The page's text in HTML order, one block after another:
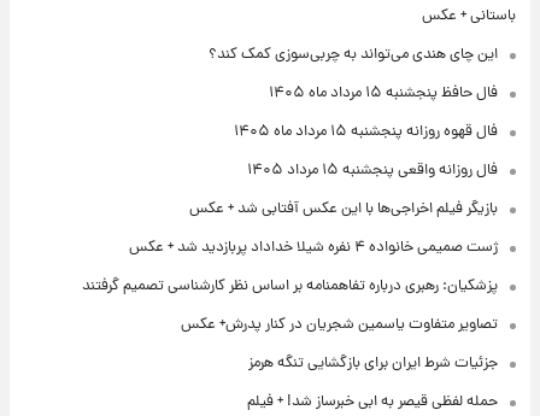
باستانی + عکس
این چای هندی می‌تواند به چربی‌سوزی کمک کند؟
فال حافظ پنجشنبه ۱۵ مرداد ماه ۱۴۰۵
فال قهوه روزانه پنجشنبه ۱۵ مرداد ماه ۱۴۰۵
فال روزانه واقعی پنجشنبه ۱۵ مرداد ۱۴۰۵
بازیگر فیلم اخراجی‌ها با این عکس آفتابی شد + عکس
ژست صمیمی خانواده ۴ نفره شیلا خداداد پربازدید شد + عکس
پزشکیان: رهبری درباره تفاهمنامه بر اساس نظر کارشناسی تصمیم گرفتند
تصاویر متفاوت یاسمین شجریان در کنار پدرش+ عکس
جزئیات شرط ایران برای بازگشایی تنگه هرمز
حمله لفظی قیصر به ابی خبرساز شد! + فیلم